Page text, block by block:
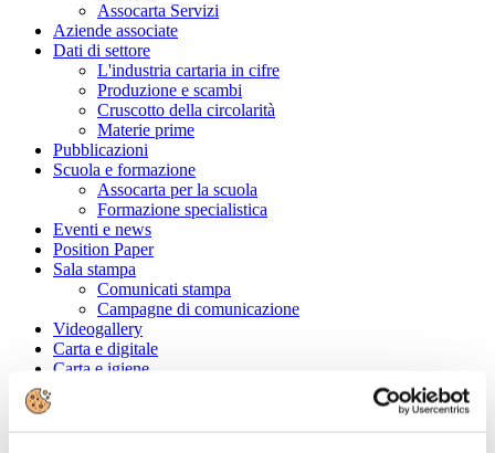
Assocarta Servizi
Aziende associate
Dati di settore
L'industria cartaria in cifre
Produzione e scambi
Cruscotto della circolarità
Materie prime
Pubblicazioni
Scuola e formazione
Assocarta per la scuola
Formazione specialistica
Eventi e news
Position Paper
Sala stampa
Comunicati stampa
Campagne di comunicazione
Videogallery
Carta e digitale
Carta e igiene